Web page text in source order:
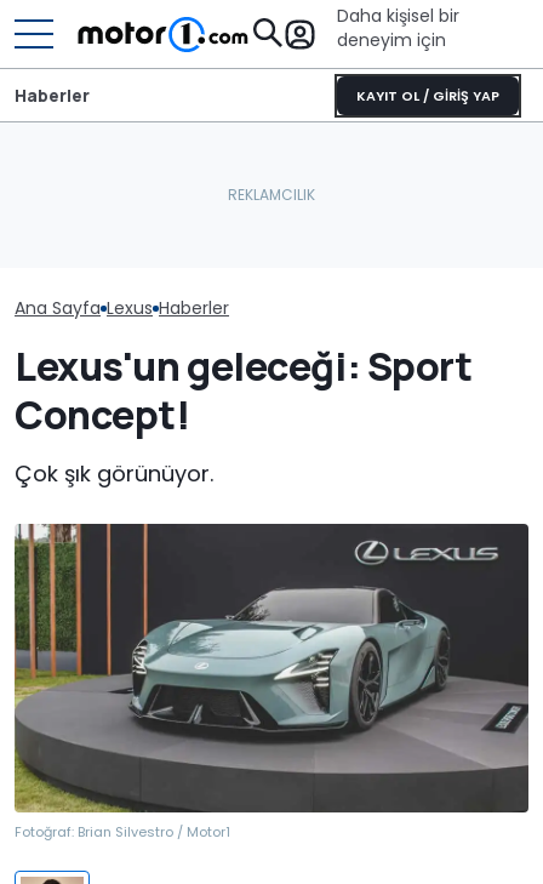
Daha kişisel bir
deneyim için
KAYIT OL / GİRİŞ YAP
Haberler
Ana Sayfa Lexus Haberler
Lexus'un geleceği: Sport
Concept!
Çok şık görünüyor.
Fotoğraf: Brian Silvestro / Motor1